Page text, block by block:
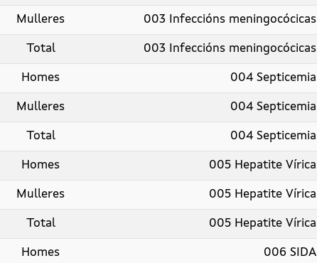
Mulleres 003 Infeccións meningocócicas
Total 003 Infeccións meningocócicas
Homes 004 Septicemia
Mulleres 004 Septicemia
Total 004 Septicemia
Homes 005 Hepatite Vírica
Mulleres 005 Hepatite Vírica
Total 005 Hepatite Vírica
Homes 006 SIDA